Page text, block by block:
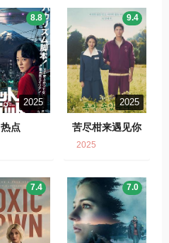
2025
热点
8.8
2025
苦尽柑来遇见你
9.4
2025
7.4 7.0